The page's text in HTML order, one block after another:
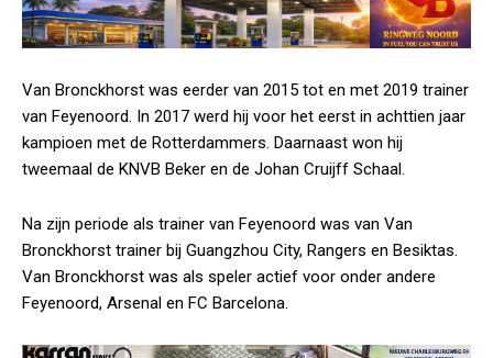
Van Bronckhorst was eerder van 2015 tot en met 2019 trainer
van Feyenoord. In 2017 werd hij voor het eerst in achttien jaar
kampioen met de Rotterdammers. Daarnaast won hij
tweemaal de KNVB Beker en de Johan Cruijff Schaal.
Na zijn periode als trainer van Feyenoord was van Van
Bronckhorst trainer bij Guangzhou City, Rangers en Besiktas.
Van Bronckhorst was als speler actief voor onder andere
Feyenoord, Arsenal en FC Barcelona.